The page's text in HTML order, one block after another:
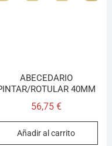
ABECEDARIO
ROTULAR 40MM
56,75 €
Añadir al carrito